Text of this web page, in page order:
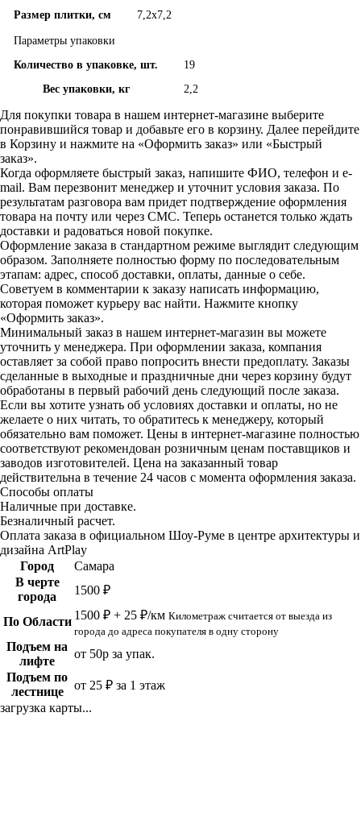
Размер плитки, см
7,2x7,2
Параметры упаковки
Количество в упаковке, шт.
19
Вес упаковки, кг
2,2
Для покупки товара в нашем интернет-магазине выберите
понравившийся товар и добавьте его в корзину. Далее перейдите
в Корзину и нажмите на «Оформить заказ» или «Быстрый
заказ».
Когда оформляете быстрый заказ, напишите ФИО, телефон и e-
mail. Вам перезвонит менеджер и уточнит условия заказа. По
результатам разговора вам придет подтверждение оформления
товара на почту или через СМС. Теперь останется только ждать
доставки и радоваться новой покупке.
Оформление заказа в стандартном режиме выглядит следующим
образом. Заполняете полностью форму по последовательным
этапам: адрес, способ доставки, оплаты, данные о себе.
Советуем в комментарии к заказу написать информацию,
которая поможет курьеру вас найти. Нажмите кнопку
«Оформить заказ».
Минимальный заказ в нашем интернет-магазин вы можете
уточнить у менеджера. При оформлении заказа, компания
оставляет за собой право попросить внести предоплату. Заказы
сделанные в выходные и праздничные дни через корзину будут
обработаны в первый рабочий день следующий после заказа.
Если вы хотите узнать об условиях доставки и оплаты, но не
желаете о них читать, то обратитесь к менеджеру, который
обязательно вам поможет. Цены в интернет-магазине полностью
соответствуют рекомендован розничным ценам поставщиков и
заводов изготовителей. Цена на заказанный товар
действительна в течение 24 часов с момента оформления заказа.
Способы оплаты
Наличные при доставке.
Безналичный расчет.
Оплата заказа в официальном Шоу-Руме в центре архитектуры и
дизайна ArtPlay
Город
Самара
В черте
города
1500 ₽
По Области 1500 ₽ + 25 ₽/км Километраж считается от выезда из
города до адреса покупателя в одну сторону
Подъем на
лифте
от 50р за упак.
Подъем по
лестнице
от 25 ₽ за 1 этаж
загрузка карты...